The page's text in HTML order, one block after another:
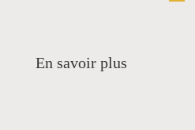
En savoir plus